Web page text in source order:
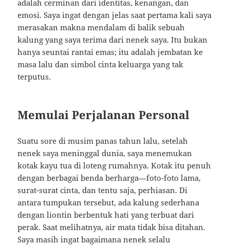
adalah cerminan dari identitas, kenangan, dan
emosi. Saya ingat dengan jelas saat pertama kali saya
merasakan makna mendalam di balik sebuah
kalung yang saya terima dari nenek saya. Itu bukan
hanya seuntai rantai emas; itu adalah jembatan ke
masa lalu dan simbol cinta keluarga yang tak
terputus.
Memulai Perjalanan Personal
Suatu sore di musim panas tahun lalu, setelah
nenek saya meninggal dunia, saya menemukan
kotak kayu tua di loteng rumahnya. Kotak itu penuh
dengan berbagai benda berharga—foto-foto lama,
surat-surat cinta, dan tentu saja, perhiasan. Di
antara tumpukan tersebut, ada kalung sederhana
dengan liontin berbentuk hati yang terbuat dari
perak. Saat melihatnya, air mata tidak bisa ditahan.
Saya masih ingat bagaimana nenek selalu